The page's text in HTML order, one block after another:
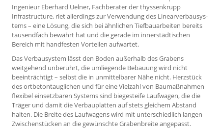
Ingenieur Eberhard Uelner, Fachberater der thyssenkrupp
Infrastructure, riet allerdings zur Verwendung des Linearverbausys­
tems – eine Lösung, die sich bei ähnlichen Tiefbauarbeiten bereits
tausendfach bewährt hat und die gerade im innerstädtischen
Bereich mit handfesten Vorteilen aufwartet.
Das Verbausystem lässt den Boden außerhalb des Grabens
weitgehend unberührt, die umliegende Bebauung wird nicht
beeinträchtigt – selbst die in unmittelbarer Nähe nicht. Herzstück
des ortbetontauglichen und für eine Vielzahl von Baumaßnahmen
flexibel einsetzbaren Systems sind biegesteife Laufwagen, die die
Träger und damit die Verbauplatten auf stets gleichem Abstand
halten. Die Breite des Laufwagens wird mit unterschiedlich langen
Zwischenstücken an die gewünschte Grabenbreite angepasst.